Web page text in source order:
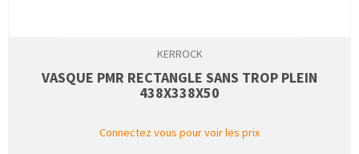
KERROCK
VASQUE PMR RECTANGLE SANS TROP PLEIN
438X338X50
Connectez vous pour voir les prix